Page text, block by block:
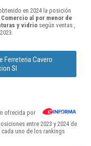
en 2024 la posición
al por menor de
y vidrio según ventas ,
Ferreteria Cavero
Sl
ofrecida por
entre 2023 y 2024 de
uno de los rankings